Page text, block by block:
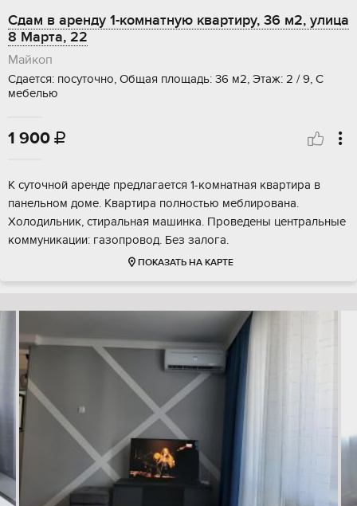
Сдам в аренду 1-комнатную квартиру, 36 м2, улица
8 Марта, 22
Майкоп
Сдается: посуточно, Общая площадь: 36 м2, Этаж: 2 / 9, С
мебелью
1 900 
К суточной аренде предлагается 1-комнатная квартира в
панельном доме. Квартира полностью меблирована.
Холодильник, стиральная машинка. Проведены центральные
коммуникации: газопровод. Без залога.
ПОКАЗАТЬ НА КАРТЕ